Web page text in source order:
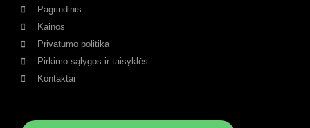
Pagrindinis
Kainos
Privatumo politika
Pirkimo sąlygos ir taisyklės
Kontaktai